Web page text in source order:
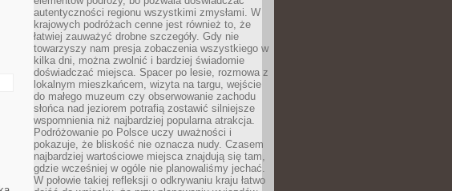
autentyczności regionu wszystkimi zmysłami. W
krajowych podróżach cenne jest również to, że
łatwiej zauważyć drobne szczegóły. Gdy nie
towarzyszy nam presja zobaczenia wszystkiego w
kilka dni, można zwolnić i bardziej świadomie
doświadczać miejsca. Spacer po lesie, rozmowa z
lokalnym mieszkańcem, wizyta na targu, wejście
do małego muzeum czy obserwowanie zachodu
słońca nad jeziorem potrafią zostawić silniejsze
wspomnienia niż najbardziej popularna atrakcja.
Podróżowanie po Polsce uczy uważności i
pokazuje, że bliskość nie oznacza nudy. Czasem
najbardziej wartościowe miejsca znajdują się tam,
gdzie wcześniej w ogóle nie planowaliśmy jechać.
W połowie takiej refleksji o odkrywaniu kraju łatwo